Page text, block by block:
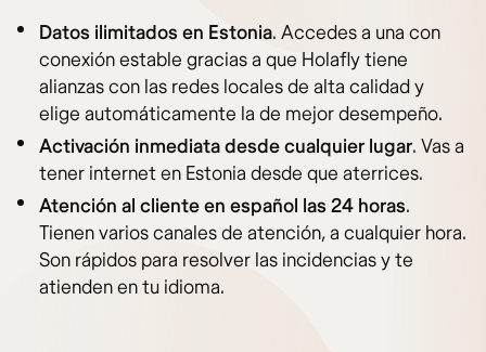
Datos ilimitados en Estonia. Accedes a una con
conexión estable gracias a que Holafly tiene
alianzas con las redes locales de alta calidad y
elige automáticamente la de mejor desempeño.
Activación inmediata desde cualquier lugar. Vas a
tener internet en Estonia desde que aterrices.
Atención al cliente en español las 24 horas.
Tienen varios canales de atención, a cualquier hora.
Son rápidos para resolver las incidencias y te
atienden en tu idioma.